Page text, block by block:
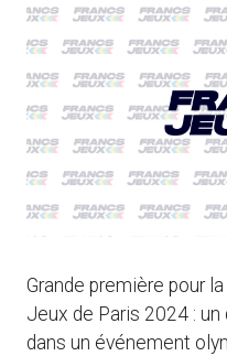
Grande première pour
Jeux de Paris 2024 :
dans un événement